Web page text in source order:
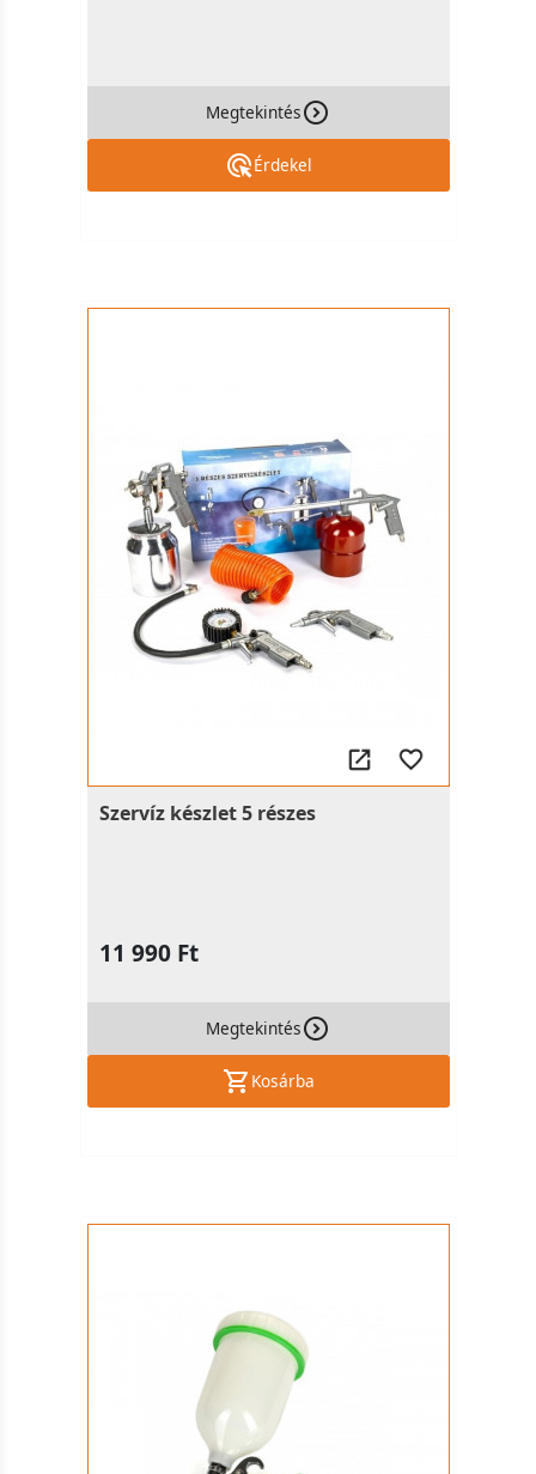
Megtekintés
Érdekel
Szervíz készlet 5 részes
11 990 Ft
Megtekintés
Kosárba